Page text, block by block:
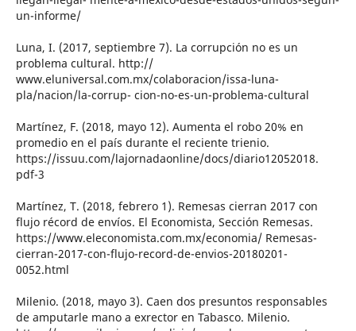
un-informe/
Luna, I. (2017, septiembre 7). La corrupción no es un
problema cultural. http://
www.eluniversal.com.mx/colaboracion/issa-luna-
pla/nacion/la-corrup- cion-no-es-un-problema-cultural
Martínez, F. (2018, mayo 12). Aumenta el robo 20% en
promedio en el país durante el reciente trienio.
https://issuu.com/lajornadaonline/docs/diario12052018.
pdf-3
Martínez, T. (2018, febrero 1). Remesas cierran 2017 con
flujo récord de envíos. El Economista, Sección Remesas.
https://www.eleconomista.com.mx/economia/ Remesas-
cierran-2017-con-flujo-record-de-envios-20180201-
0052.html
Milenio. (2018, mayo 3). Caen dos presuntos responsables
de amputarle mano a exrector en Tabasco. Milenio.